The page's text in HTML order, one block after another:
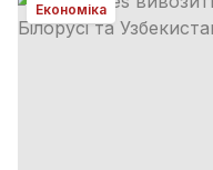
Економіка